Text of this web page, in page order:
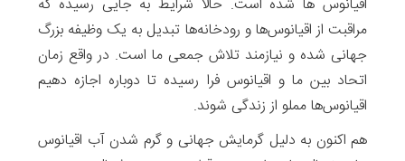
مراقبت از اقیانوس‌ها و رودخانه‌ها تبدیل به یک وظیفه بزرگ
جهانی شده و نیازمند تلاش‌ جمعی ما است. در واقع زمان
اتحاد بین ما و اقیانوس فرا رسیده تا دوباره اجازه ‌دهیم
اقیانوس‌ها مملو از زندگی شوند.
هم اکنون به دلیل گرمایش جهانی و گرم شدن آب اقیانوس